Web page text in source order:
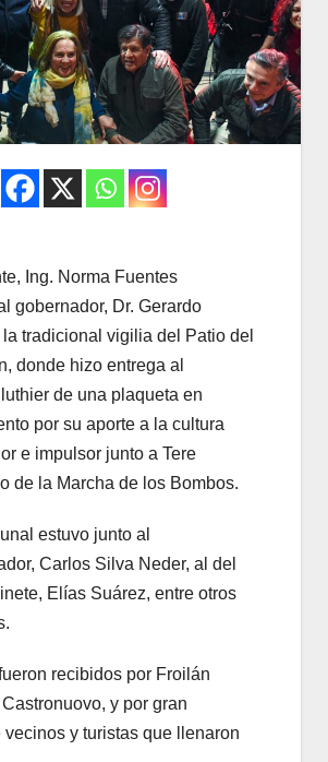
Ing. Norma Fuentes
gobernador, Dr. Gerardo
tradicional vigilia del Patio del
donde hizo entrega al
de una plaqueta en
por su aporte a la cultura
e impulsor junto a Tere
de la Marcha de los Bombos.
estuvo junto al
Carlos Silva Neder, al del
Elías Suárez, entre otros
recibidos por Froilán
y por gran
vecinos y turistas que llenaron